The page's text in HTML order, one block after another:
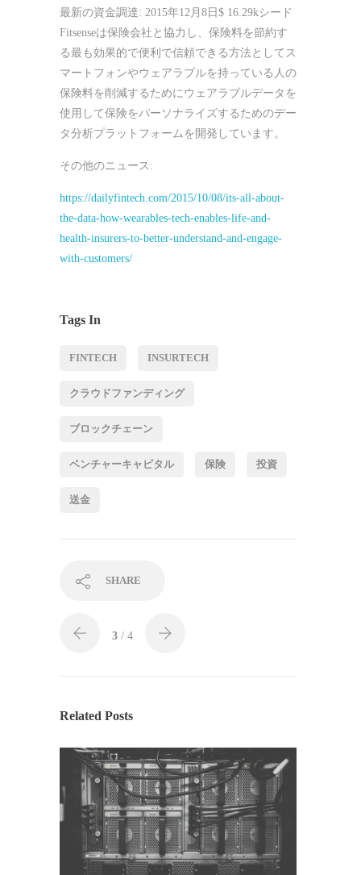
最新の資金調達: 2015年12月8日$ 16.29kシード
Fitsenseは保険会社と協力し、保険料を節約す
る最も効果的で便利で信頼できる方法としてス
マートフォンやウェアラブルを持っている人の
保険料を削減するためにウェアラブルデータを
使用して保険をパーソナライズするためのデー
タ分析プラットフォームを開発しています。
その他のニュース:
https://dailyfintech.com/2015/10/08/its-all-about-
the-data-how-wearables-tech-enables-life-and-
health-insurers-to-better-understand-and-engage-
with-customers/
Tags In
FINTECH INSURTECH
クラウドファンディング
ブロックチェーン
ベンチャーキャピタル 保険 投資
送金
SHARE
3 / 4
Related Posts